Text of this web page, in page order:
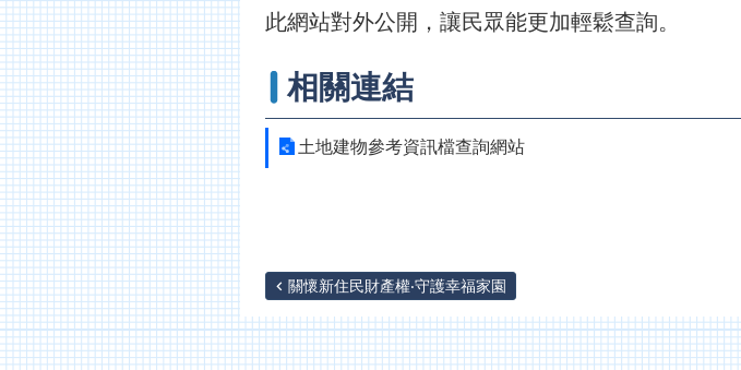
此網站對外公開，讓民眾能更加輕鬆查詢。
相關連結
土地建物參考資訊檔查詢網站
關懷新住民財產權‧守護幸福家園